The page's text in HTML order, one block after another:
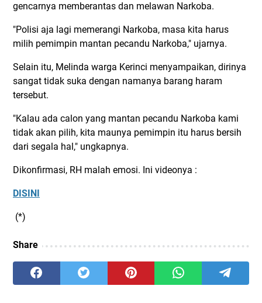
gencarnya memberantas dan melawan Narkoba.
"Polisi aja lagi memerangi Narkoba, masa kita harus
milih pemimpin mantan pecandu Narkoba," ujarnya.
Selain itu, Melinda warga Kerinci menyampaikan, dirinya
sangat tidak suka dengan namanya barang haram
tersebut.
"Kalau ada calon yang mantan pecandu Narkoba kami
tidak akan pilih, kita maunya pemimpin itu harus bersih
dari segala hal," ungkapnya.
Dikonfirmasi, RH malah emosi. Ini videonya :
DISINI
(*)
Share